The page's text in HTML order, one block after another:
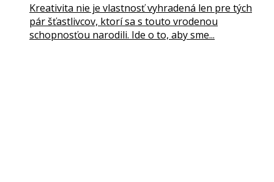
Kreativita nie je vlastnosť vyhradená len pre tých
pár šťastlivcov, ktorí sa s touto vrodenou
schopnosťou narodili. Ide o to, aby sme...